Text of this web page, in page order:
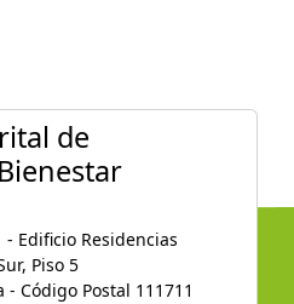
de
- Edificio Residencias
Piso 5
- Código Postal 111711